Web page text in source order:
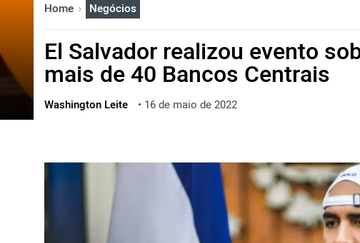
한국어
العربية
ไทย
ქართული
Home Negócios
El Salvador realizou evento
mais de 40 Bancos Centrais
Washington Leite • 16 de maio de 2022